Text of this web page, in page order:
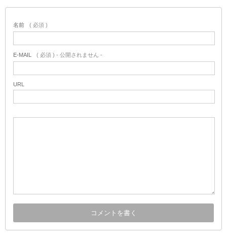
名前 ( 必須 )
E-MAIL ( 必須 ) - 公開されません -
URL